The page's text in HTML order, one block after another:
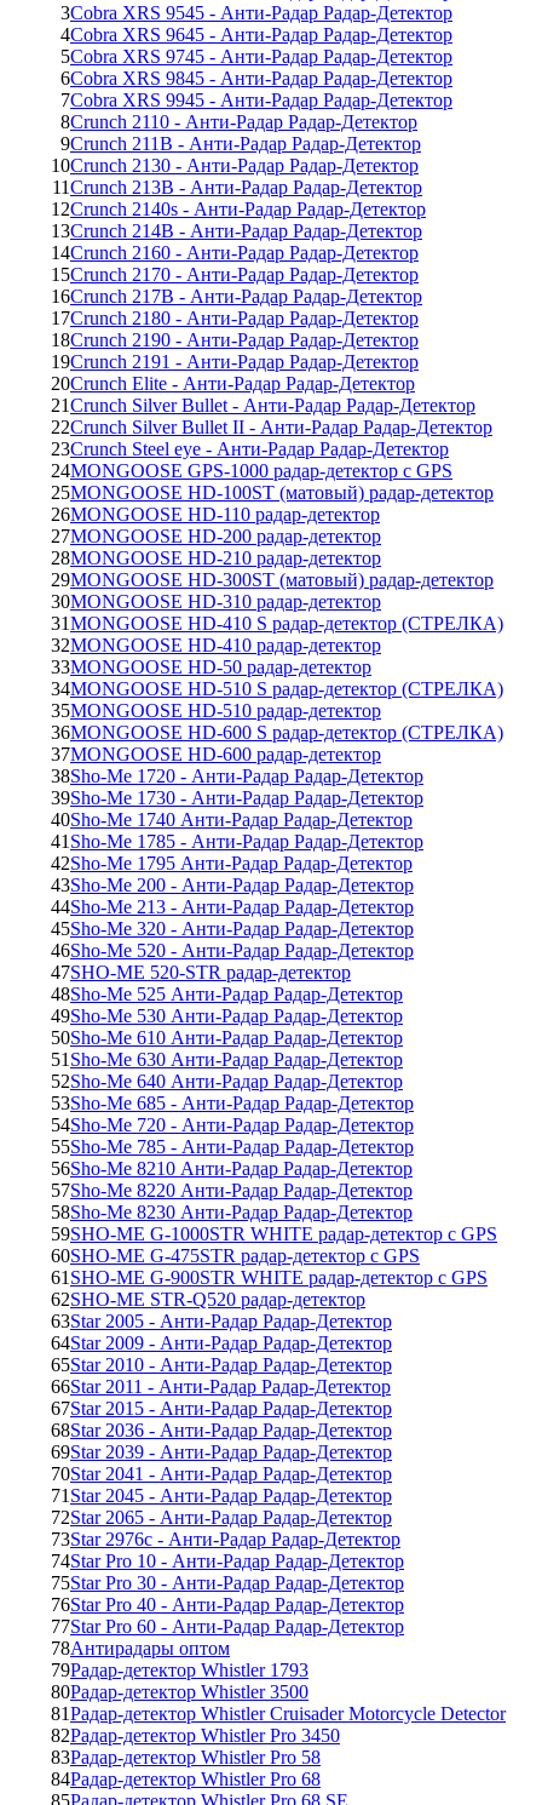
3Cobra XRS 9545 - Анти-Радар Радар-Детектор
4Cobra XRS 9645 - Анти-Радар Радар-Детектор
5Cobra XRS 9745 - Анти-Радар Радар-Детектор
6Cobra XRS 9845 - Анти-Радар Радар-Детектор
7Cobra XRS 9945 - Анти-Радар Радар-Детектор
8Crunch 2110 - Анти-Радар Радар-Детектор
9Crunch 211B - Анти-Радар Радар-Детектор
10Crunch 2130 - Анти-Радар Радар-Детектор
11Crunch 213B - Анти-Радар Радар-Детектор
12Crunch 2140s - Анти-Радар Радар-Детектор
13Crunch 214B - Анти-Радар Радар-Детектор
14Crunch 2160 - Анти-Радар Радар-Детектор
15Crunch 2170 - Анти-Радар Радар-Детектор
16Crunch 217B - Анти-Радар Радар-Детектор
17Crunch 2180 - Анти-Радар Радар-Детектор
18Crunch 2190 - Анти-Радар Радар-Детектор
19Crunch 2191 - Анти-Радар Радар-Детектор
20Crunch Elite - Анти-Радар Радар-Детектор
21Crunch Silver Bullet - Анти-Радар Радар-Детектор
22Crunch Silver Bullet II - Анти-Радар Радар-Детектор
23Crunch Steel eye - Анти-Радар Радар-Детектор
24MONGOOSE GPS-1000 радар-детектор с GPS
25MONGOOSE HD-100ST (матовый) радар-детектор
26MONGOOSE HD-110 радар-детектор
27MONGOOSE HD-200 радар-детектор
28MONGOOSE HD-210 радар-детектор
29MONGOOSE HD-300ST (матовый) радар-детектор
30MONGOOSE HD-310 радар-детектор
31MONGOOSE HD-410 S радар-детектор (СТРЕЛКА)
32MONGOOSE HD-410 радар-детектор
33MONGOOSE HD-50 радар-детектор
34MONGOOSE HD-510 S радар-детектор (СТРЕЛКА)
35MONGOOSE HD-510 радар-детектор
36MONGOOSE HD-600 S радар-детектор (СТРЕЛКА)
37MONGOOSE HD-600 радар-детектор
38Sho-Me 1720 - Анти-Радар Радар-Детектор
39Sho-Me 1730 - Анти-Радар Радар-Детектор
40Sho-Me 1740 Анти-Радар Радар-Детектор
41 Sho-Me 1785 - Анти-Радар Радар-Детектор
42Sho-Me 1795 Анти-Радар Радар-Детектор
43Sho-Me 200 - Анти-Радар Радар-Детектор
44Sho-Me 213 - Анти-Радар Радар-Детектор
45Sho-Me 320 - Анти-Радар Радар-Детектор
46Sho-Me 520 - Анти-Радар Радар-Детектор
47SHO-ME 520-STR радар-детектор
48Sho-Me 525 Анти-Радар Радар-Детектор
49Sho-Me 530 Анти-Радар Радар-Детектор
50Sho-Me 610 Анти-Радар Радар-Детектор
51 Sho-Me 630 Анти-Радар Радар-Детектор
52Sho-Me 640 Анти-Радар Радар-Детектор
53Sho-Me 685 - Анти-Радар Радар-Детектор
54Sho-Me 720 - Анти-Радар Радар-Детектор
55Sho-Me 785 - Анти-Радар Радар-Детектор
56Sho-Me 8210 Анти-Радар Радар-Детектор
57Sho-Me 8220 Анти-Радар Радар-Детектор
58Sho-Me 8230 Анти-Радар Радар-Детектор
59SHO-ME G-1000STR WHITE радар-детектор с GPS
60SHO-ME G-475STR радар-детектор с GPS
61 SHO-ME G-900STR WHITE радар-детектор с GPS
62SHO-ME STR-Q520 радар-детектор
63Star 2005 - Анти-Радар Радар-Детектор
64Star 2009 - Анти-Радар Радар-Детектор
65Star 2010 - Анти-Радар Радар-Детектор
66Star 2011 - Анти-Радар Радар-Детектор
67Star 2015 - Анти-Радар Радар-Детектор
68Star 2036 - Анти-Радар Радар-Детектор
69Star 2039 - Анти-Радар Радар-Детектор
70Star 2041 - Анти-Радар Радар-Детектор
71 Star 2045 - Анти-Радар Радар-Детектор
72Star 2065 - Анти-Радар Радар-Детектор
73Star 2976c - Анти-Радар Радар-Детектор
74Star Pro 10 - Анти-Радар Радар-Детектор
75Star Pro 30 - Анти-Радар Радар-Детектор
76Star Pro 40 - Анти-Радар Радар-Детектор
77Star Pro 60 - Анти-Радар Радар-Детектор
78Антирадары оптом
79Радар-детектор Whistler 1793
80Радар-детектор Whistler 3500
81Радар-детектор Whistler Cruisader Motorcycle Detector
82Радар-детектор Whistler Pro 3450
83Радар-детектор Whistler Pro 58
84Радар-детектор Whistler Pro 68